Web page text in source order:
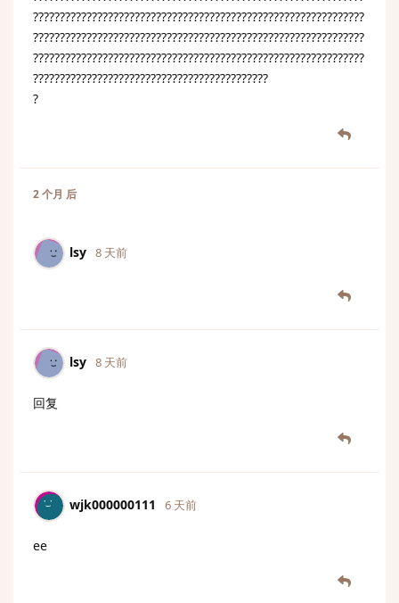
??????????????????????????????????????????????????????????????
??????????????????????????????????????????????????????????????
??????????????????????????????????????????????????????????????
????????????????????????????????????????????
?
2 个月 后
lsy 8 天前
lsy 8 天前
回复
wjk000000111 6 天前
ee